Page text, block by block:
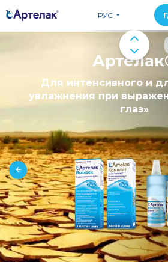
РУС
Для интенсивного и
увлажнения при
глаз»